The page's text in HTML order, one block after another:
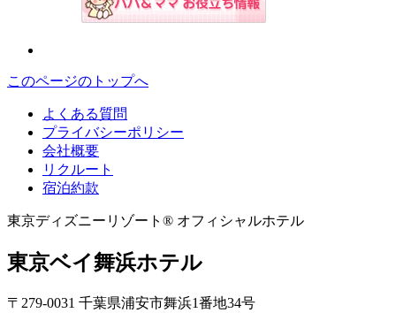
このページのトップへ
よくある質問
プライバシーポリシー
会社概要
リクルート
宿泊約款
東京ディズニーリゾート® オフィシャルホテル
東京ベイ舞浜ホテル
〒279-0031 千葉県浦安市舞浜1番地34号